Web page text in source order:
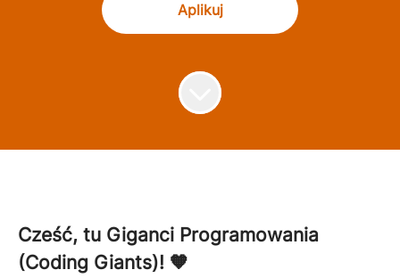
Aplikuj
Cześć, tu Giganci Programowania
(Coding Giants)! 🧡